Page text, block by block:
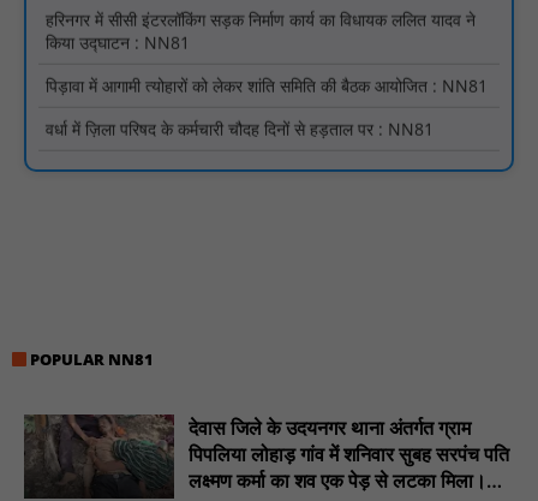
वर्धा में ज़िला परिषद के कर्मचारी चौदह दिनों से हड़ताल पर : NN81
पीएचईडी विभाग मंत्री ने जहाजपुर विधानसभा क्षेत्र में विभिन्न विकास कार्यों का
दिए समयबद्ध क्रियान्वयन के निर्देश : NN81
रेजिडेंट डॉक्टरों का शांतिपूर्ण आंदोलन जारी, सभी रेजिडेंट्स का लंबित वेतन
टिमरनी नगर व आसपास के ग्रामीण क्षेत्रों के स्कूल वाहन चालकों ने
तहसीलदार को सौंपा ज्ञापन, आज हड़ताल पर रहे सभी वाहन चालक : NN81
मस्तूरी जनपद पंचायत में 131 सरपंचों का प्रशिक्षण संपन्न, वीबी-जी राम-जी
POPULAR NN81
देवास जिले के उदयनगर थाना अंतर्गत ग्राम
पिपलिया लोहाड़ गांव में शनिवार सुबह सरपंच पति
लक्ष्मण कर्मा का शव एक पेड़ से लटका मिला।